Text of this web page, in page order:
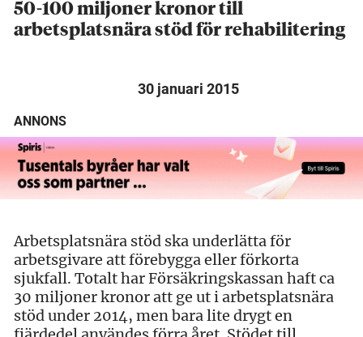
50-100 miljoner kronor till
arbetsplatsnära stöd för rehabilitering
30 januari 2015
ANNONS
Arbetsplatsnära stöd ska underlätta för
arbetsgivare att förebygga eller förkorta
sjukfall. Totalt har Försäkringskassan haft ca
30 miljoner kronor att ge ut i arbetsplatsnära
stöd under 2014, men bara lite drygt en